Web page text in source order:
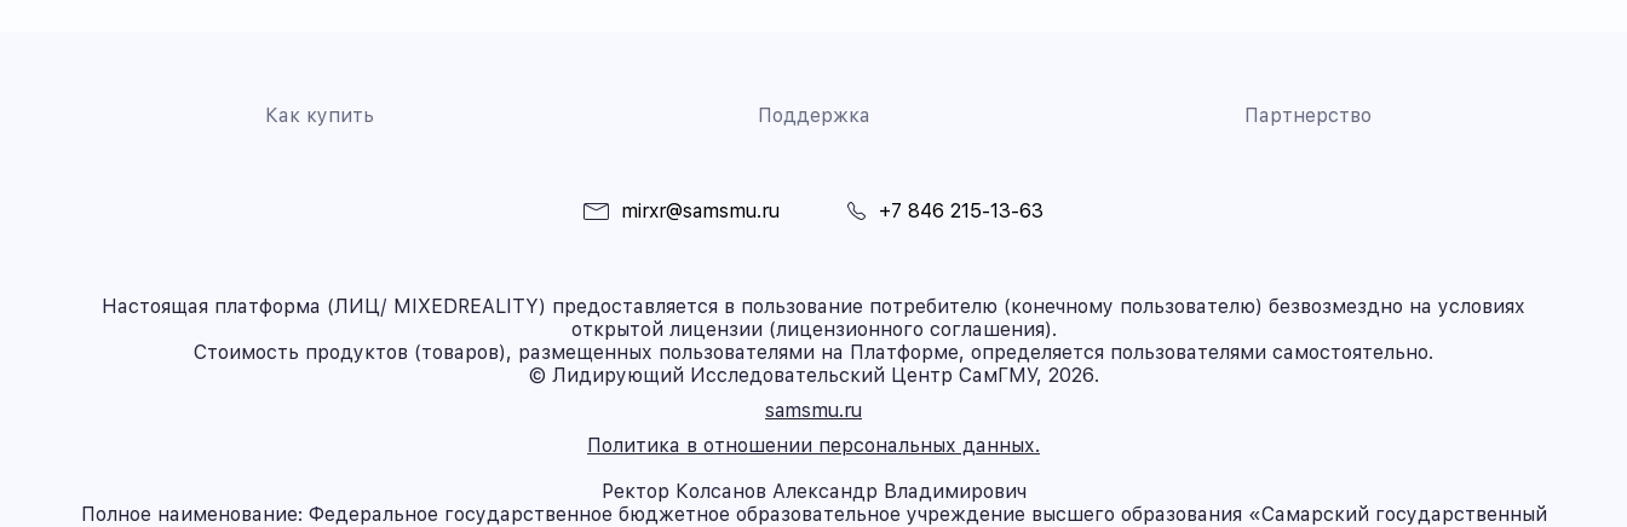
Как купить Поддержка Партнерство
mirxr@samsmu.ru +7 846 215-13-63
Настоящая платформа (ЛИЦ/ MIXEDREALITY) предоставляется в пользование потребителю (конечному пользователю) безвозмездно на условиях
открытой лицензии (лицензионного соглашения).
Стоимость продуктов (товаров), размещенных пользователями на Платформе, определяется пользователями самостоятельно.
© Лидирующий Исследовательский Центр СамГМУ, 2026.
samsmu.ru
Политика в отношении персональных данных.
Ректор Колсанов Александр Владимирович
Полное наименование: Федеральное государственное бюджетное образовательное учреждение высшего образования «Самарский государственный